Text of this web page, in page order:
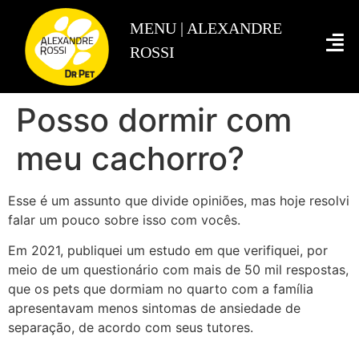
Posso dormir com
meu cachorro?
Esse é um assunto que divide opiniões, mas hoje resolvi
falar um pouco sobre isso com vocês.
Em 2021, publiquei um estudo em que verifiquei, por
meio de um questionário com mais de 50 mil respostas,
que os pets que dormiam no quarto com a família
apresentavam menos sintomas de ansiedade de
separação, de acordo com seus tutores.